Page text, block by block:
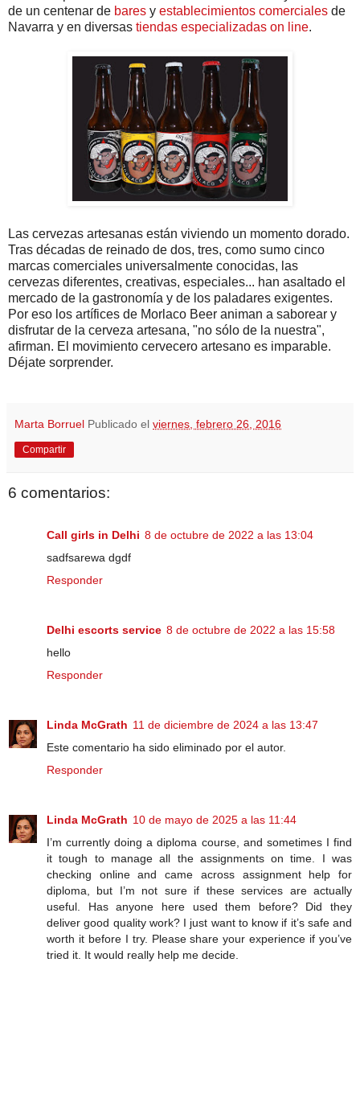
de un centenar de bares y establecimientos comerciales de
Navarra y en diversas tiendas especializadas on line.
Las cervezas artesanas están viviendo un momento dorado.
Tras décadas de reinado de dos, tres, como sumo cinco
marcas comerciales universalmente conocidas, las
cervezas diferentes, creativas, especiales... han asaltado el
mercado de la gastronomía y de los paladares exigentes.
Por eso los artífices de Morlaco Beer animan a saborear y
disfrutar de la cerveza artesana, "no sólo de la nuestra",
afirman. El movimiento cervecero artesano es imparable.
Déjate sorprender.
Marta Borruel Publicado el viernes, febrero 26, 2016
Compartir
6 comentarios:
Call girls in Delhi 8 de octubre de 2022 a las 13:04
sadfsarewa dgdf
Responder
Delhi escorts service 8 de octubre de 2022 a las 15:58
hello
Responder
Linda McGrath 11 de diciembre de 2024 a las 13:47
Este comentario ha sido eliminado por el autor.
Responder
Linda McGrath 10 de mayo de 2025 a las 11:44
I’m currently doing a diploma course, and sometimes I find
it tough to manage all the assignments on time. I was
checking online and came across assignment help for
diploma , but I’m not sure if these services are actually
useful. Has anyone here used them before? Did they
deliver good quality work? I just want to know if it’s safe and
worth it before I try. Please share your experience if you’ve
tried it. It would really help me decide.